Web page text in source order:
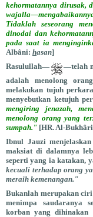
kehormatannya dirusak,
Tidaklah seseorang
dinodai dan
pada saat ia
Albâni: hasan]
Rasulullah—
—telah
adalah menolong
melakukan tujuh
menyebutkan ketujuh
mengiring jenazah,
menolong orang yang
sumpah." [HR. Al-
Ibnul Jauzi
maksiat di dalamnya
seperti yang ia katakan,
kecuali terhadap orang
meraih kemenangan."
Bukanlah merupakan
menimpa saudaranya
korban yang